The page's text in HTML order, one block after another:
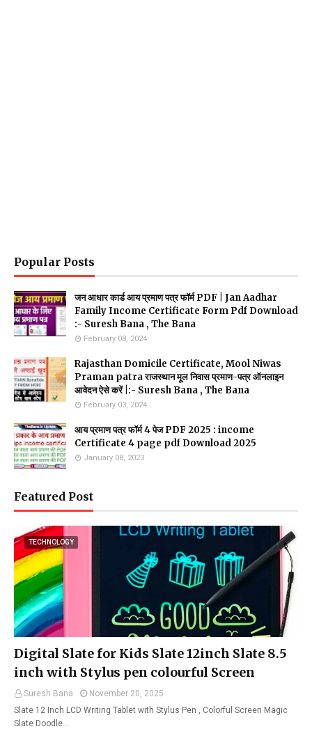
Popular Posts
जन आधार कार्ड आय प्रमाण पत्र फॉर्म PDF | Jan Aadhar
Family Income Certificate Form Pdf Download
:- Suresh Bana , The Bana
February 08, 2024
Rajasthan Domicile Certificate, Mool Niwas
Praman patra राजस्थान मूल निवास प्रमाण-पत्र ऑनलाइन
आवेदन ऐसे करें |:- Suresh Bana , The Bana
February 03, 2024
आय प्रमाण पत्र फॉर्म 4 पेज PDF 2025 : income
Certificate 4 page pdf Download 2025
January 08, 2023
Featured Post
TECHNOLOGY
Digital Slate for Kids Slate 12inch Slate 8.5
inch with Stylus pen colourful Screen
Suresh Bana
November 20, 2025
Slate 12 Inch LCD Writing Tablet with Stylus Pen , Colorful Screen Magic
Slate Doodle…